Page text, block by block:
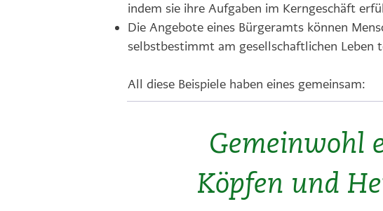
indem sie ihre Aufgaben im Kerngeschäft
Die Angebote eines Bürgeramts können
selbstbestimmt am gesellschaftlichen Leben
All diese Beispiele haben eines gemeinsam:
Gemeinwohl
Köpfen und